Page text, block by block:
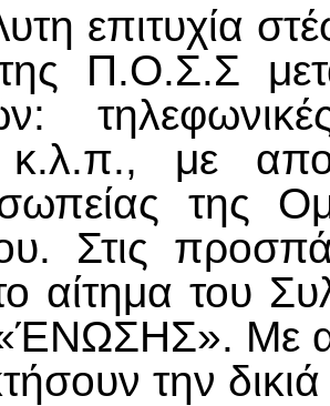
επιτυχία
Π.Ο.Σ.Σ
με
της
Στις
αίτημα του
Με
την